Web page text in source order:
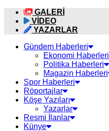
GALERİ
VİDEO
YAZARLAR
Gündem Haberleri
Ekonomi Haberleri
Politika Haberleri
Magazin Haberleri
Spor Haberleri
Röportajlar
Köşe Yazıları
Yazarlar
Resmi İlanlar
Künye